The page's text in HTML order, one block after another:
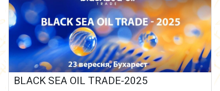
BLACK SEA OIL TRADE-2025